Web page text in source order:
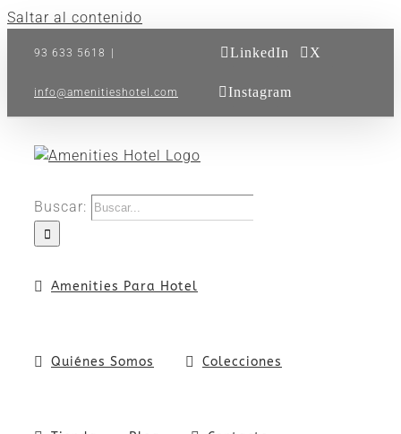
Saltar al contenido
93 633 5618
info@amenitieshotel.com
LinkedIn X
Instagram
Buscar:
Amenities Para Hotel
Quiénes Somos Colecciones